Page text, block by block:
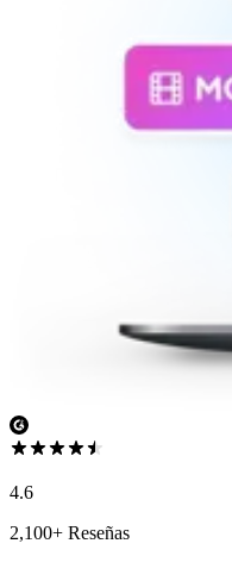
4.6
2,100+ Reseñas